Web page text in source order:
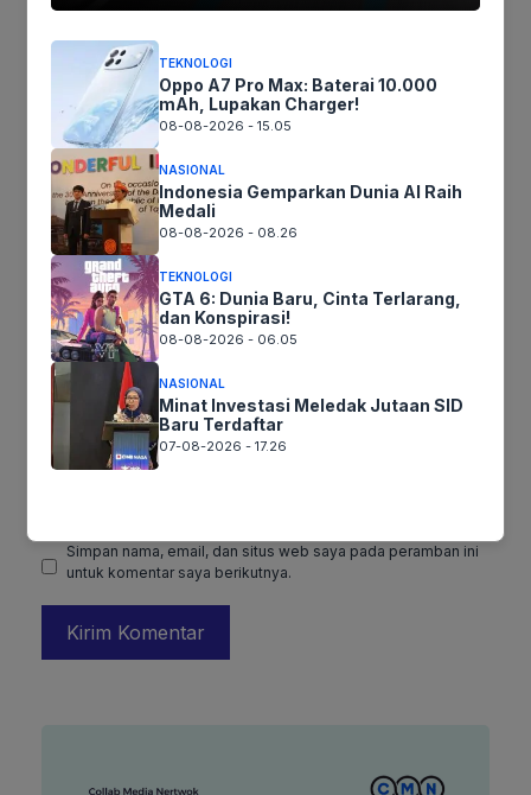
Tinggalkan komentar
Komentar
Nama
Simpan nama, email, dan situs web saya pada peramban ini
untuk komentar saya berikutnya.
TEKNOLOGI
Oppo A7 Pro Max: Baterai 10.000
mAh, Lupakan Charger!
08-08-2026 - 15.05
NASIONAL
Indonesia Gemparkan Dunia AI Raih
Medali
08-08-2026 - 08.26
TEKNOLOGI
GTA 6: Dunia Baru, Cinta Terlarang,
dan Konspirasi!
08-08-2026 - 06.05
NASIONAL
Minat Investasi Meledak Jutaan SID
Baru Terdaftar
07-08-2026 - 17.26